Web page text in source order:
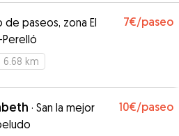
de paseos, zona El
7€/paseo
6.68 km
· San la mejor
10€/paseo